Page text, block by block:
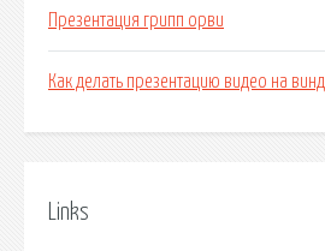
Презентация грипп орви
Как делать презентацию видео на
Links